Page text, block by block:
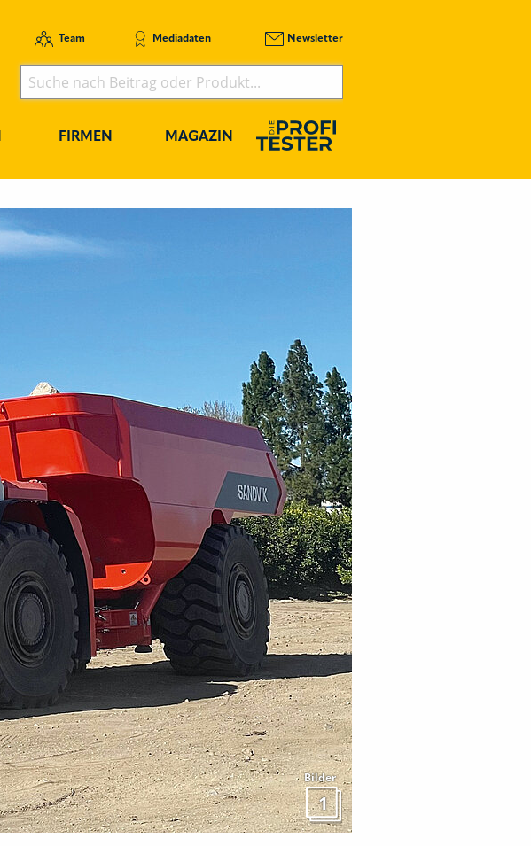
Team Mediadaten Newsletter
FIRMEN MAGAZIN
Bilder
1